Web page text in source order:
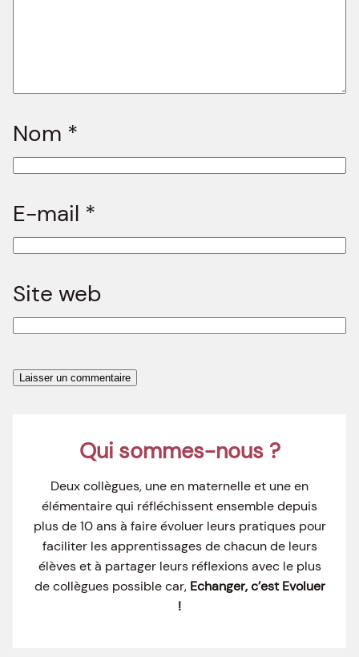
Nom *
E-mail *
Site web
Qui sommes-nous ?
Deux collègues, une en maternelle et une en
élémentaire qui réfléchissent ensemble depuis
plus de 10 ans à faire évoluer leurs pratiques pour
faciliter les apprentissages de chacun de leurs
élèves et à partager leurs réflexions avec le plus
de collègues possible car, Echanger, c’est Evoluer
!